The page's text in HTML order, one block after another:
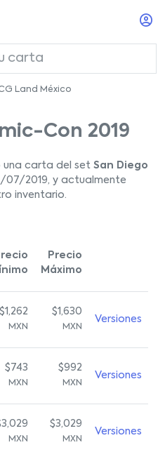
Land México
Con 2019
una carta del set San Diego
07/2019, y actualmente
inventario.
Precio
Máximo
$1,262
MXN
$1,630
MXN
Versiones
$743
MXN
$992
MXN
Versiones
MXN
$3,029
MXN
Versiones